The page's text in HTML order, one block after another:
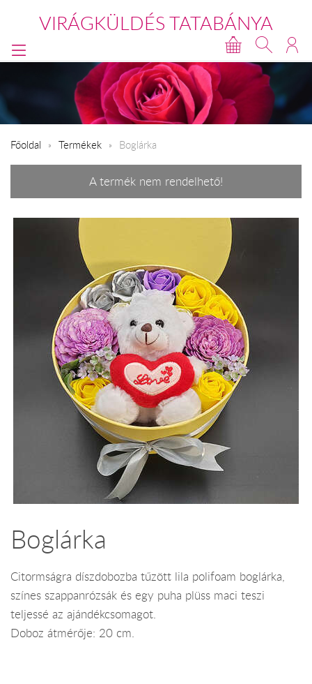
VIRÁGKÜLDÉS TATABÁNYA
Főoldal Termékek Boglárka
A termék nem rendelhető!
Boglárka
Citormságra díszdobozba tűzött lila polifoam boglárka,
színes szappanrózsák és egy puha plüss maci teszi
teljessé az ajándékcsomagot.
Doboz átmérője: 20 cm.